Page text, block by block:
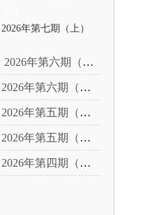
2026年第七期（上）
年第六期（下）
年第六期（上）
年第五期（下）
年第五期（上）
年第四期（下）